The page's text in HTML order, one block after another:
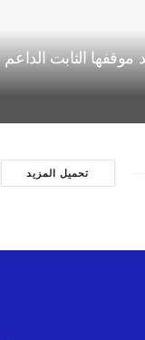
موقفها الثابت الداعم
تحميل المزيد